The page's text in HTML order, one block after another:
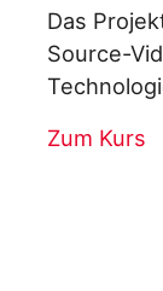
Das
Source-
Zum Kurs